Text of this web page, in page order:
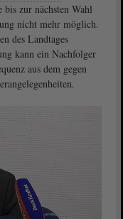
bis zur nächsten Wahl
nicht mehr möglich.
des Landtages
kann ein Nachfolger
aus dem gegen